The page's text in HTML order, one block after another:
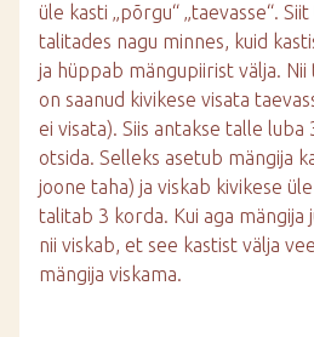
üle kasti „põrgu“ „taevasse“.
talitades nagu minnes, kuid
ja hüppab mängupiirist välja. Nii
on saanud kivikese visata
ei visata). Siis antakse talle
otsida. Selleks asetub mängija
joone taha) ja viskab kivikese
talitab 3 korda. Kui aga mängija
nii viskab, et see kastist välja
mängija viskama.